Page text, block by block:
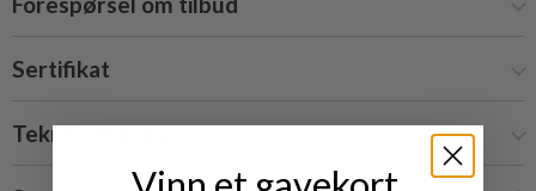
Sertifikat
Teknisk tegning